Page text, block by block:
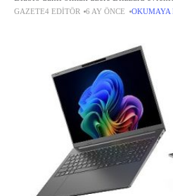
duyurularıyla dolu, geliştiriciler
GAZETE4 EDITÖR 6 AY ÖNCE OKUMAYA